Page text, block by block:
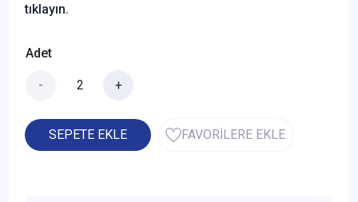
tıklayın.
Adet
- +
SEPETE EKLE FAVORİLERE EKLE